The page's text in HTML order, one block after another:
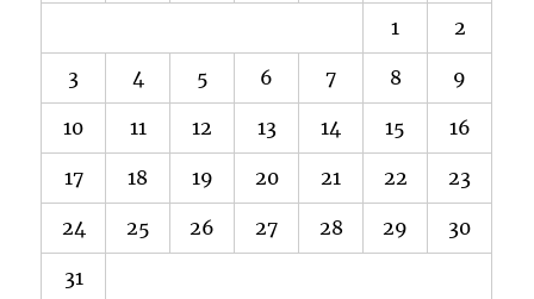
1 2
3 4 5 6 7 8 9
10 11 12 13 14 15 16
17 18 19 20 21 22 23
24 25 26 27 28 29 30
31